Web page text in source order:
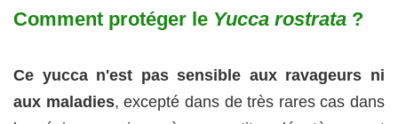
Comment protéger le Yucca rostrata ?
Ce yucca n'est pas sensible aux ravageurs ni
aux maladies, excepté dans de très rares cas dans